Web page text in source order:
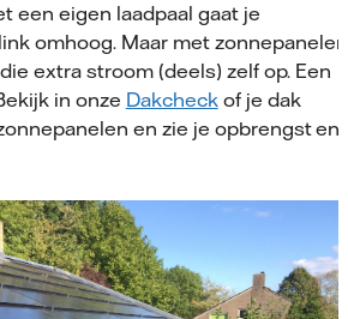
een eigen laadpaal gaat je
omhoog. Maar met zonnepanelen
extra stroom (deels) zelf op. Een
in onze Dakcheckof je dak
en zie je opbrengst en